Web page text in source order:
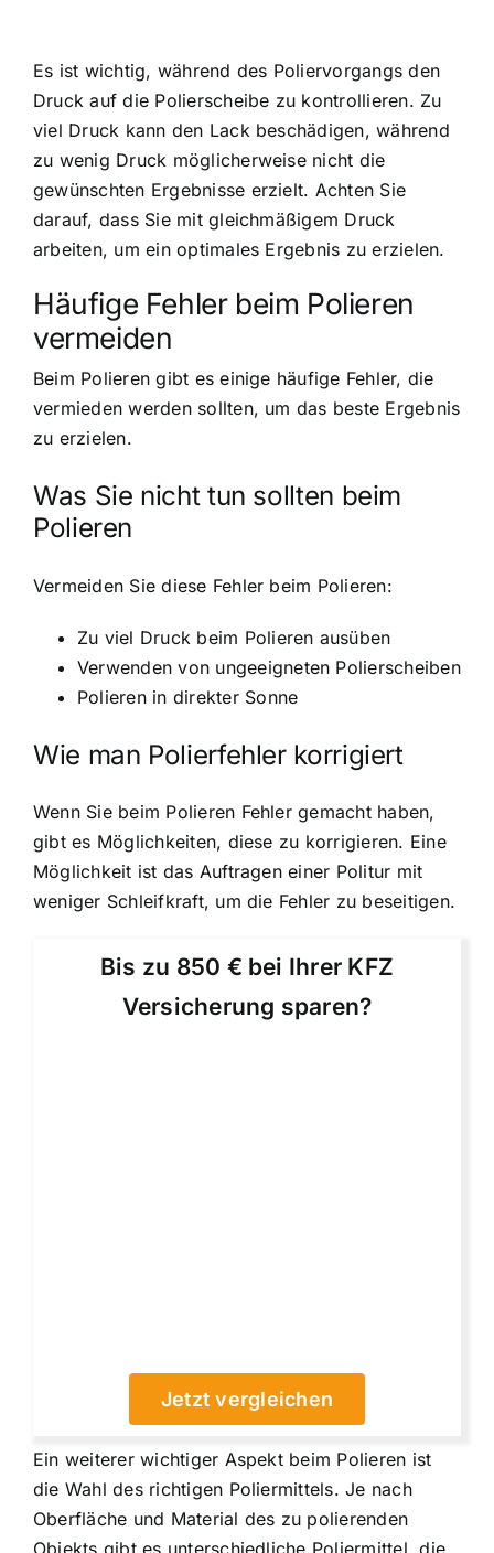
Es ist wichtig, während des Poliervorgangs den
Druck auf die Polierscheibe zu kontrollieren. Zu
viel Druck kann den Lack beschädigen, während
zu wenig Druck möglicherweise nicht die
gewünschten Ergebnisse erzielt. Achten Sie
darauf, dass Sie mit gleichmäßigem Druck
arbeiten, um ein optimales Ergebnis zu erzielen.
Häufige Fehler beim Polieren
vermeiden
Beim Polieren gibt es einige häufige Fehler, die
vermieden werden sollten, um das beste Ergebnis
zu erzielen.
Was Sie nicht tun sollten beim
Polieren
Vermeiden Sie diese Fehler beim Polieren:
Zu viel Druck beim Polieren ausüben
Verwenden von ungeeigneten Polierscheiben
Polieren in direkter Sonne
Wie man Polierfehler korrigiert
Wenn Sie beim Polieren Fehler gemacht haben,
gibt es Möglichkeiten, diese zu korrigieren. Eine
Möglichkeit ist das Auftragen einer Politur mit
weniger Schleifkraft, um die Fehler zu beseitigen.
Bis zu 850 € bei Ihrer KFZ
Versicherung sparen?
Jetzt vergleichen
Ein weiterer wichtiger Aspekt beim Polieren ist
die Wahl des richtigen Poliermittels. Je nach
Oberfläche und Material des zu polierenden
Objekts gibt es unterschiedliche Poliermittel, die